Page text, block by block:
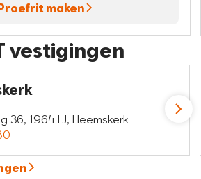
maken
vestigingen
36, 1964 LJ, Heemskerk